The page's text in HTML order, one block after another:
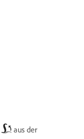
aus der